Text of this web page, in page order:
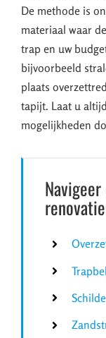
De methode is
materiaal waar
trap en uw
bijvoorbeeld
plaats
tapijt. Laat u
mogelijkheden